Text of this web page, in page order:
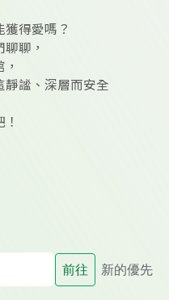
得愛嗎？
聊，
靜謐、深層而安全
前往 新的優先